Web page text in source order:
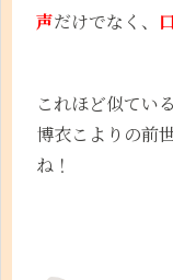
声だけでなく、
これほど似ている
博衣こよりの前
ね！